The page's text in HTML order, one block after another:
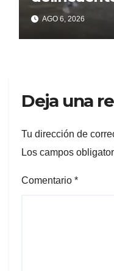
un celular
AGO 6, 2026
Deja una
Tu dirección de
Los campos
Comentario *